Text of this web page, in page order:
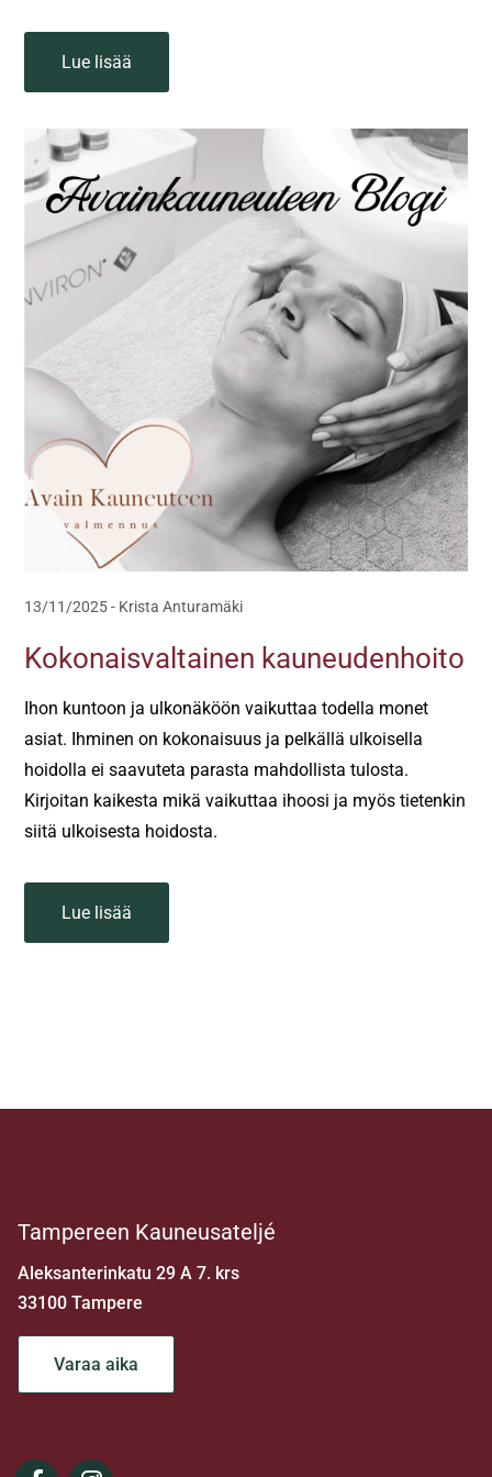
Lue lisää
13/11/2025 - Krista Anturamäki
Kokonaisvaltainen kauneudenhoito
Ihon kuntoon ja ulkonäköön vaikuttaa todella monet
asiat. Ihminen on kokonaisuus ja pelkällä ulkoisella
hoidolla ei saavuteta parasta mahdollista tulosta.
Kirjoitan kaikesta mikä vaikuttaa ihoosi ja myös tietenkin
siitä ulkoisesta hoidosta.
Lue lisää
Tampereen Kauneusateljé
Aleksanterinkatu 29 A 7. krs
33100 Tampere
Varaa aika